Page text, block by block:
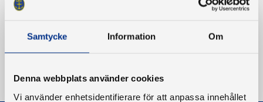
Samtycke Information Om
Denna webbplats använder cookies
Vi använder enhetsidentifierare för att anpassa innehållet